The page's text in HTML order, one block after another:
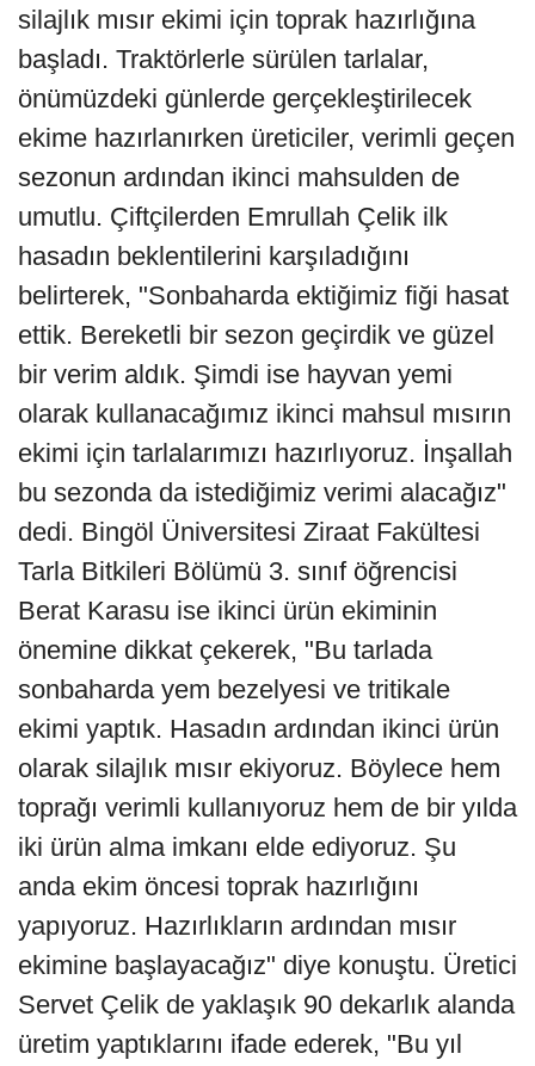
silajlık mısır ekimi için toprak hazırlığına
başladı. Traktörlerle sürülen tarlalar,
önümüzdeki günlerde gerçekleştirilecek
ekime hazırlanırken üreticiler, verimli geçen
sezonun ardından ikinci mahsulden de
umutlu. Çiftçilerden Emrullah Çelik ilk
hasadın beklentilerini karşıladığını
belirterek, "Sonbaharda ektiğimiz fiği hasat
ettik. Bereketli bir sezon geçirdik ve güzel
bir verim aldık. Şimdi ise hayvan yemi
olarak kullanacağımız ikinci mahsul mısırın
ekimi için tarlalarımızı hazırlıyoruz. İnşallah
bu sezonda da istediğimiz verimi alacağız"
dedi. Bingöl Üniversitesi Ziraat Fakültesi
Tarla Bitkileri Bölümü 3. sınıf öğrencisi
Berat Karasu ise ikinci ürün ekiminin
önemine dikkat çekerek, "Bu tarlada
sonbaharda yem bezelyesi ve tritikale
ekimi yaptık. Hasadın ardından ikinci ürün
olarak silajlık mısır ekiyoruz. Böylece hem
toprağı verimli kullanıyoruz hem de bir yılda
iki ürün alma imkanı elde ediyoruz. Şu
anda ekim öncesi toprak hazırlığını
yapıyoruz. Hazırlıkların ardından mısır
ekimine başlayacağız" diye konuştu. Üretici
Servet Çelik de yaklaşık 90 dekarlık alanda
üretim yaptıklarını ifade ederek, "Bu yıl